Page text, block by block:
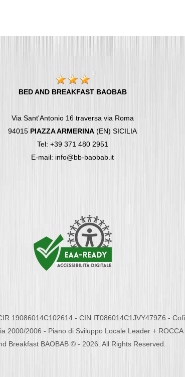
BED AND BREAKFAST BAOBAB
Via Sant'Antonio 16 traversa via Roma
94015 PIAZZA ARMERINA (EN) SICILIA
Tel: +39 371 480 2951
E-mail: info@bb-baobab.it
19086014C102614 - CIN IT086014C1JVY479Z6 -
2000/2006 - Piano di Sviluppo Locale Leader + ROCCA
Breakfast BAOBAB © - 2026. All Rights Reserved.